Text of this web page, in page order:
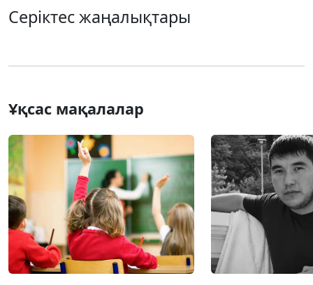
Серіктес жаңалықтары
Ұқсас мақалалар